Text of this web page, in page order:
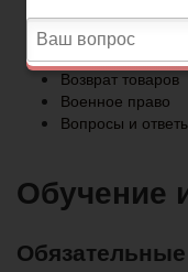
Главная
Страхование
Гражданство
Возврат товаров
Военное право
Вопросы и
Обучение